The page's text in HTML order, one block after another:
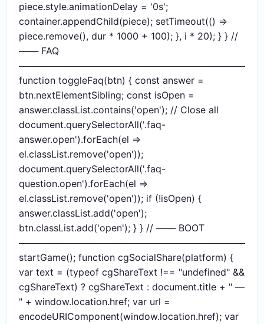
piece.style.animationDelay = '0s';
container.appendChild(piece); setTimeout(() =>
piece.remove(), dur * 1000 + 100); }, i * 20); } } //
─── FAQ
function toggleFaq(btn) { const answer =
btn.nextElementSibling; const isOpen =
answer.classList.contains('open'); // Close all
document.querySelectorAll('.faq-
answer.open').forEach(el =>
el.classList.remove('open'));
document.querySelectorAll('.faq-
question.open').forEach(el =>
el.classList.remove('open')); if (!isOpen) {
answer.classList.add('open');
btn.classList.add('open'); } } // ─── BOOT
startGame(); function cgSocialShare(platform) {
var text = (typeof cgShareText !== "undefined" &&
cgShareText) ? cgShareText : document.title + " —
" + window.location.href; var url =
encodeURIComponent(window.location.href); var